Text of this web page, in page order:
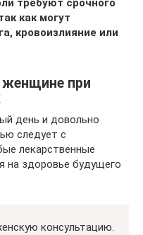
требуют срочного
как могут
кровоизлияние или
женщине при
день и довольно
следует с
лекарственные
на здоровье будущего
консультацию.